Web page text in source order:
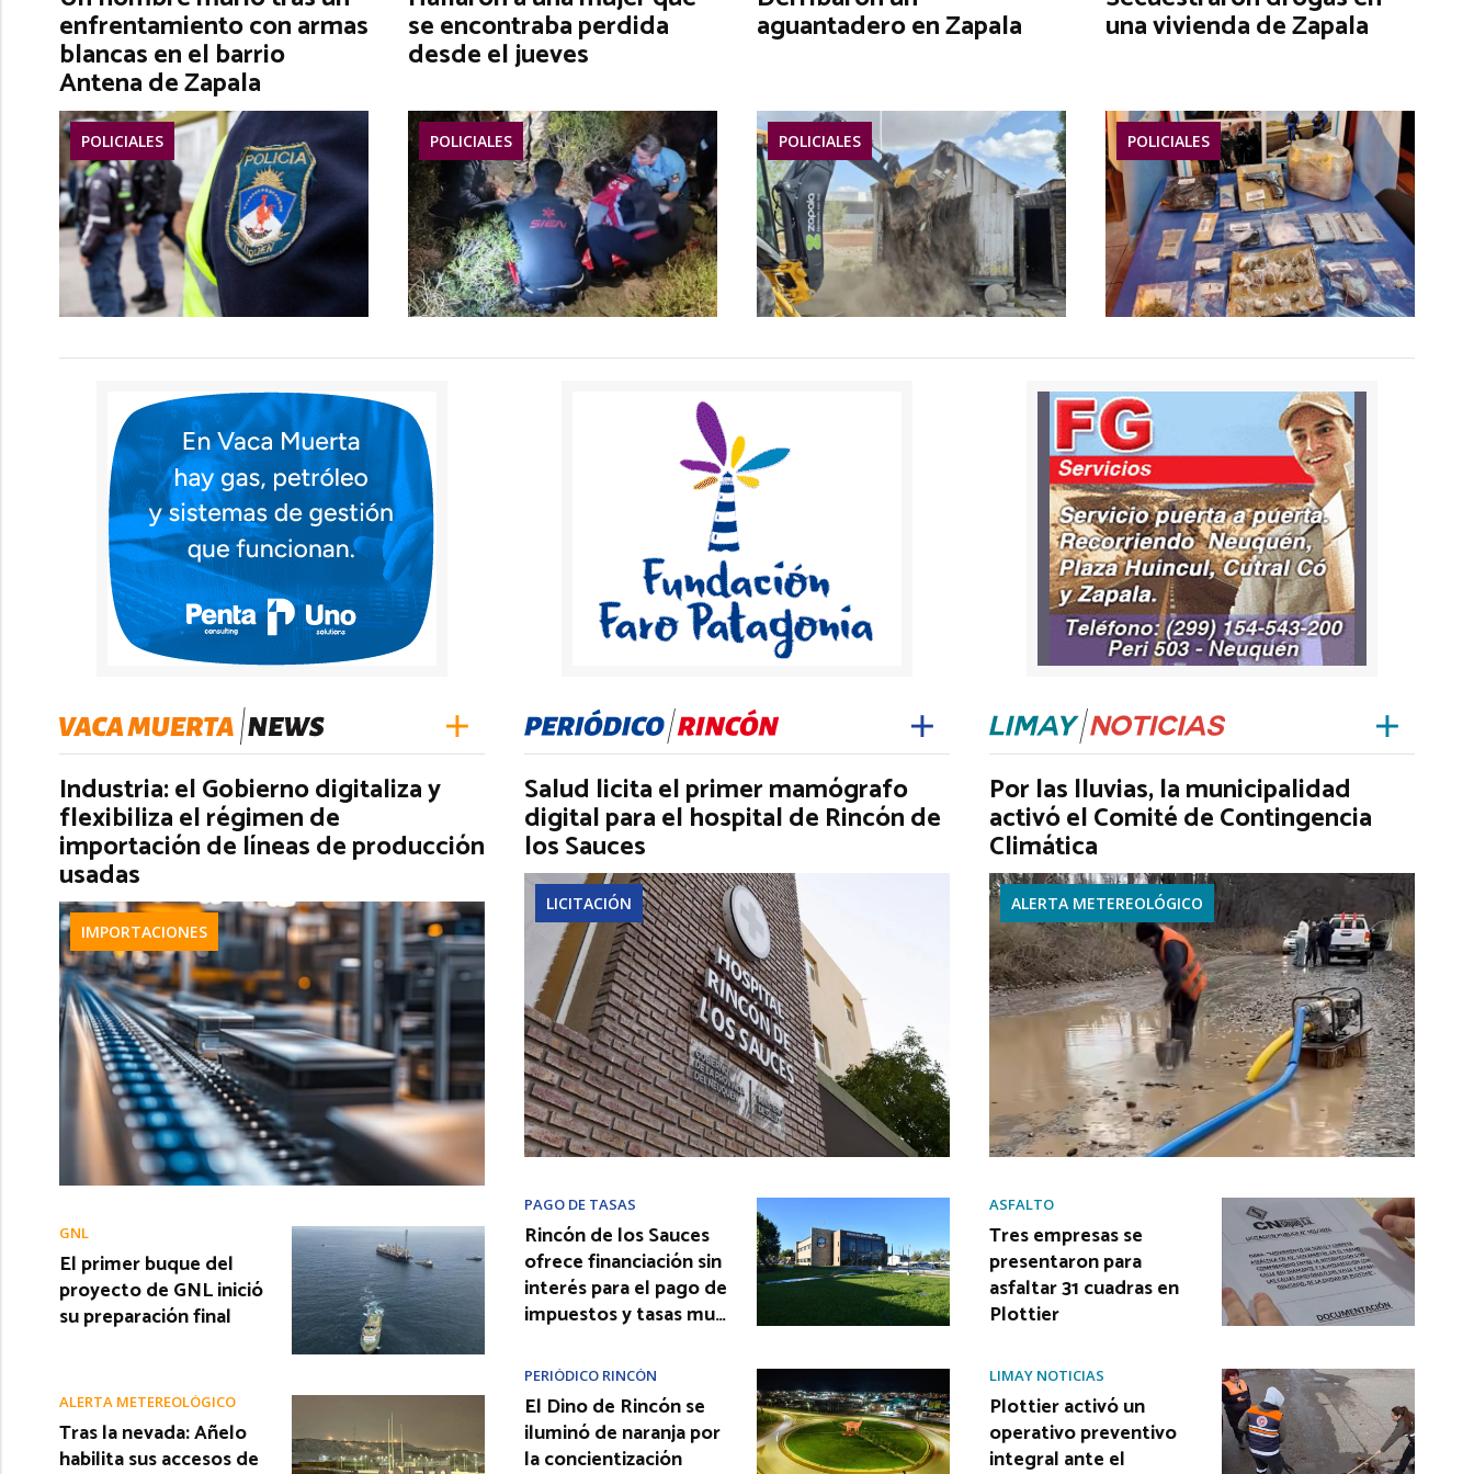
enfrentamiento con armas
blancas en el barrio
Antena de Zapala
POLICIALES
se encontraba perdida
desde el jueves
POLICIALES
aguantadero en Zapala
POLICIALES
una vivienda de Zapala
POLICIALES
Industria: el Gobierno digitaliza y
flexibiliza el régimen de
importación de líneas de producción
usadas
IMPORTACIONES
GNL
El primer buque del
proyecto de GNL inició
su preparación final
ALERTA METEREOLÓGICO
Tras la nevada: Añelo
habilita sus accesos de
Salud licita el primer mamógrafo
digital para el hospital de Rincón de
los Sauces
LICITACIÓN
PAGO DE TASAS
Rincón de los Sauces
ofrece financiación sin
interés para el pago de
impuestos y tasas mu…
PERIÓDICO RINCÓN
El Dino de Rincón se
iluminó de naranja por
la concientización
Por las lluvias, la municipalidad
activó el Comité de Contingencia
Climática
ALERTA METEREOLÓGICO
ASFALTO
Tres empresas se
presentaron para
asfaltar 31 cuadras en
Plottier
LIMAY NOTICIAS
Plottier activó un
operativo preventivo
integral ante el